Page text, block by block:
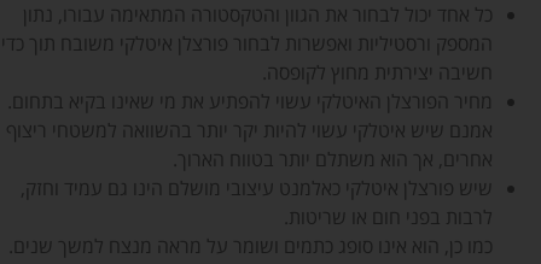
כל אחד יכול לבחור את הגוון והטקסטורה המתאימה עבורו, נתון
המספק ורסטיליות ואפשרות לבחור פורצלן איטלקי משובח תוך כדי
חשיבה יצירתית מחוץ לקופסה.
מחיר הפורצלן האיטלקי עשוי להפתיע את מי שאינו בקיא בתחום.
אמנם שיש איטלקי עשוי להיות יקר יותר בהשוואה למשטחי ריצוף
אחרים, אך הוא משתלם יותר בטווח הארוך.
שיש פורצלן איטלקי כאלמנט עיצובי מושלם הינו גם עמיד וחזק,
לרבות בפני חום או שריטות.
כמו כן, הוא אינו סופג כתמים ושומר על מראה מנצח למשך שנים.